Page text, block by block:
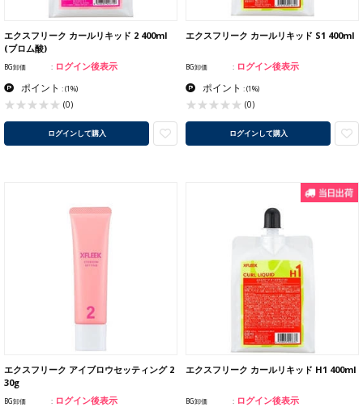
エクスフリーク カールリキッド 2 400ml
(ブロム酸)
BG卸価 ログイン後表示
ポイント :(1%)
(0)
ログインして購入
エクスフリーク カールリキッド S1 400ml
BG卸価 ログイン後表示
ポイント :(1%)
(0)
ログインして購入
エクスフリーク アイブロウセッティング 2
30g
BG卸価 ログイン後表示
エクスフリーク カールリキッド H1 400ml
BG卸価 ログイン後表示